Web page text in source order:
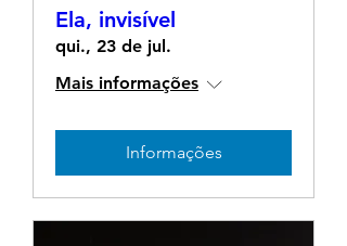
Ela, invisível
qui., 23 de jul.
Mais informações
Informações